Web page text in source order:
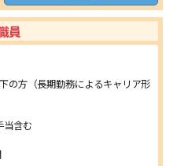
員
方（長期勤務によるキャリア形
含む